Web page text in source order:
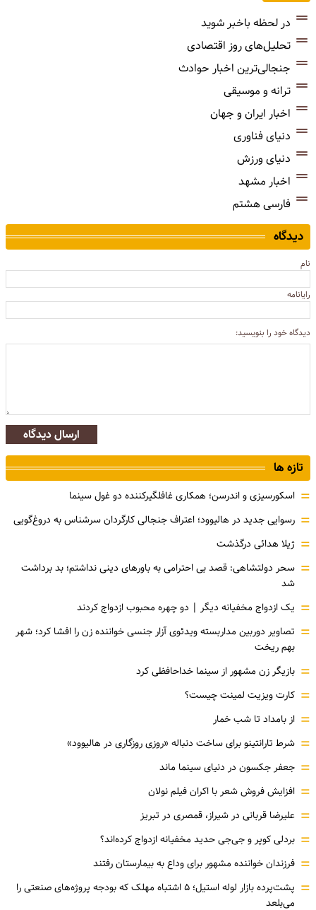
در لحظه باخبر شوید
تحلیل‌های روز اقتصادی
جنجالی‌ترین اخبار حوادث
ترانه و موسیقی
اخبار ایران و جهان
دنیای فناوری
دنیای ورزش
اخبار مشهد
فارسی هشتم
دیدگاه
نام
رایانامه
دیدگاه خود را بنویسید:
ارسال دیدگاه
تازه ها
= اسکورسیزی و اندرسن؛ همکاری غافلگیرکننده دو غول سینما
= رسوایی جدید در هالیوود؛ اعتراف جنجالی کارگردان سرشناس به دروغ‌گویی
= ژیلا هدائی درگذشت
= سحر دولتشاهی: قصد بی احترامی به باورهای دینی نداشتم؛ بد برداشت
شد
= یک ازدواج مخفیانه دیگر | دو چهره محبوب ازدواج کردند
= تصاویر دوربین مداربسته ویدئوی آزار جنسی خواننده زن را افشا کرد؛ شهر
بهم ریخت
= بازیگر زن مشهور از سینما خداحافظی کرد
= کارت ویزیت لمینت چیست؟
= از بامداد تا شب خمار
= شرط تارانتینو برای ساخت دنباله «روزی روزگاری در هالیوود»
= جعفر جکسون در دنیای سینما ماند
= افزایش فروش شعر با اکران فیلم نولان
= علیرضا قربانی در شیراز، قمصری در تبریز
= بردلی کوپر و جی‌جی حدید مخفیانه ازدواج کرده‌اند؟
= فرزندان خواننده مشهور برای وداع به بیمارستان رفتند
=
پشت‌پرده بازار لوله استیل؛ ۵ اشتباه مهلک که بودجه پروژه‌های صنعتی را
می‌بلعد